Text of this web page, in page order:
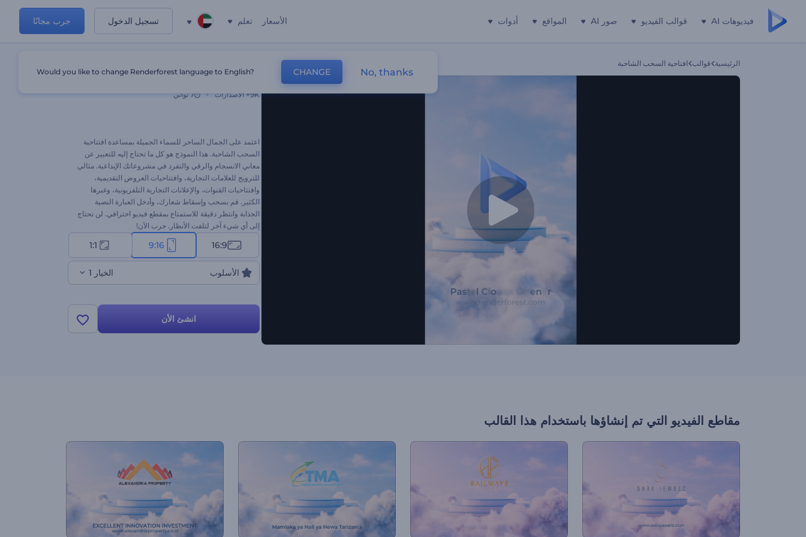
فيديوهات AI قوالب الفيديو صور AI المواقع أدوات الأسعار تعلم تسجيل الدخول جرب مجانًا
الرئيسية قوالب افتاحية السحب الشاحبة
9K+ الاصدارات 7 ثواني
اعتمد على الجمال الساحر للسماء الجميلة بمساعدة افتتاحية
السحب الشاحبة. هذا النموذج هو كل ما تحتاج إليه للتعبير عن
معاني الانسجام والرقي والتفرد في مشروعاتك الإبداعية. مثالي
للترويج للعلامات التجارية، وافتتاحيات العروض التقديمية،
وافتتاحيات القنوات، والإعلانات التجارية التلفزيونية، وغيرها
الكثير. قم بسحب وإسقاط شعارك، وأدخل العبارة النصية
الجذابة وانتظر دقيقة للاستمتاع بمقطع فيديو احترافي. لن تحتاج
إلى أي شيء آخر لتلفت الأنظار. جرب الآن!
16:9
9:16
1:1
الأسلوب الخيار 1
انشئ الأن
مقاطع الفيديو التي تم إنشاؤها باستخدام هذا القالب
Would you like to change Renderforest language to English? CHANGE No, thanks